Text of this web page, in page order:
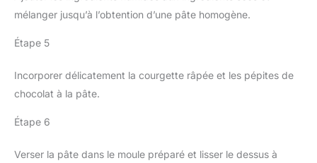
mélanger jusqu’à l’obtention d’une pâte homogène.
Étape 5
Incorporer délicatement la courgette râpée et les pépites de
chocolat à la pâte.
Étape 6
Verser la pâte dans le moule préparé et lisser le dessus à